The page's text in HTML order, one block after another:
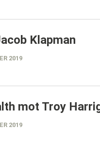
Klapman
2019
mot Troy
2019